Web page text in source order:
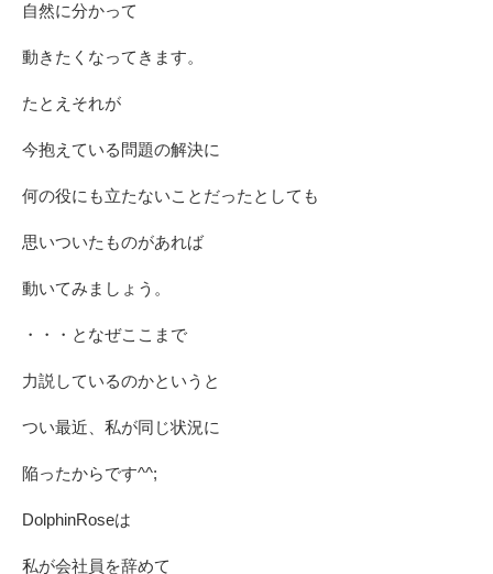
自然に分かって
動きたくなってきます。
たとえそれが
今抱えている問題の解決に
何の役にも立たないことだったとしても
思いついたものがあれば
動いてみましょう。
・・・となぜここまで
力説しているのかというと
つい最近、私が同じ状況に
陥ったからです^^;
DolphinRoseは
私が会社員を辞めて